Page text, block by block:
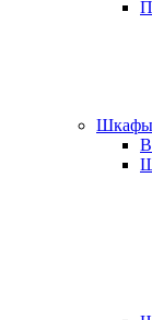
Шкафы